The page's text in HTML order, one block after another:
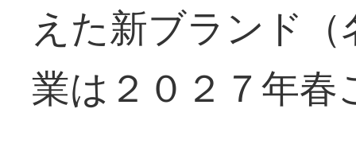
えた新ブランド
業は２０２７年春